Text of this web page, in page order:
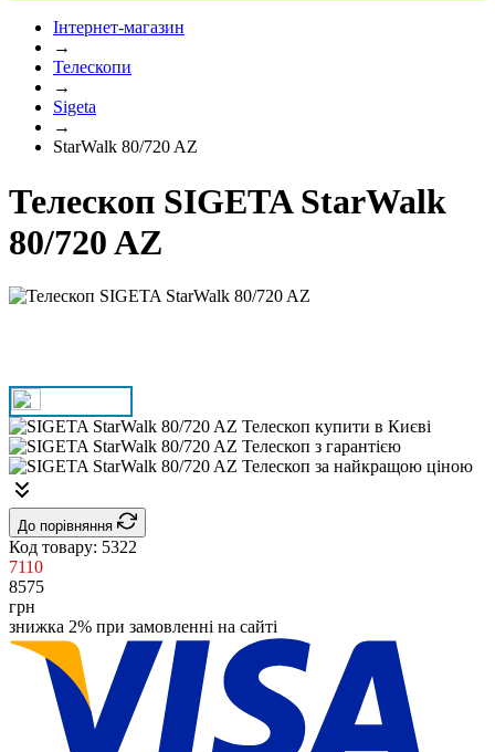
Інтернет-магазин
→
Телескопи
→
Sigeta
→
StarWalk 80/720 AZ
Телескоп SIGETA StarWalk
80/720 AZ
До порівняння
Код товару: 5322
7110
8575
грн
знижка 2% при замовленні на сайті